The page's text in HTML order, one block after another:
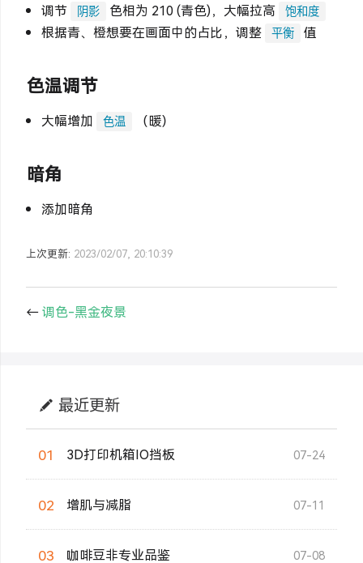
调节 阴影 色相为 210 (青色)，大幅拉高 饱和度
根据青、橙想要在画面中的占比，调整 平衡 值
色温调节
大幅增加 色温 （暖）
暗角
添加暗角
上次更新: 2023/02/07, 20:10:39
←调色-黑金夜景
最近更新
01 3D打印机箱IO挡板 07-24
02 增肌与减脂 07-11
03 咖啡豆非专业品鉴 07-08